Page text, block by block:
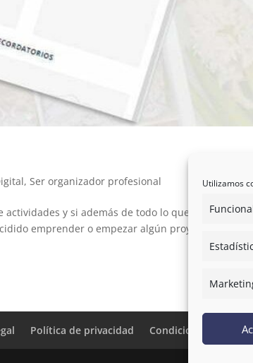
Utilizamos
, Ser organizador profesional
y si además de todo lo que ya haces
emprender o empezar algún proyecto personal
Política de privacidad Condiciones de